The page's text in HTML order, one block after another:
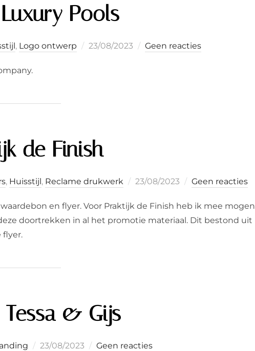
Pools
, Logo ontwerp
Geplaatst
23/08/2023 Geen reacties
de Finish
, Huisstijl, Reclame drukwerk
Geplaatst
23/08/2023 Geen reacties
en flyer. Voor Praktijk de Finish heb ik mee mogen
doortrekken in al het promotie materiaal. Dit bestond uit
flyer.
& Gijs
Geplaatst
23/08/2023 Geen reacties